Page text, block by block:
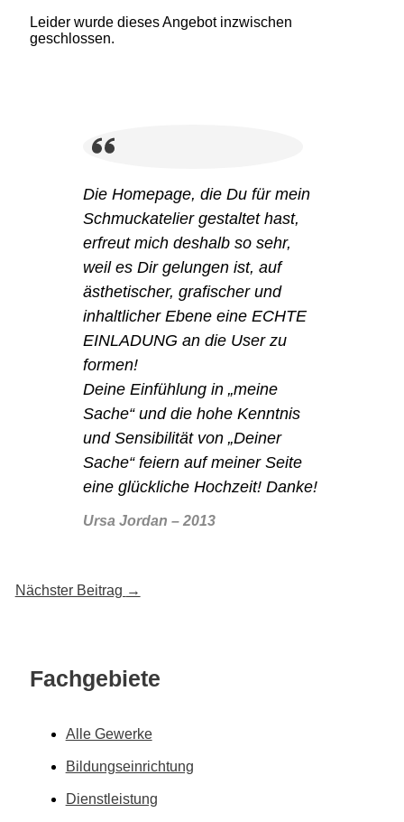
Leider wurde dieses Angebot inzwischen
geschlossen.
Die Homepage, die Du für mein
Schmuckatelier gestaltet hast,
erfreut mich deshalb so sehr,
weil es Dir gelungen ist, auf
ästhetischer, grafischer und
inhaltlicher Ebene eine ECHTE
EINLADUNG an die User zu
formen!
Deine Einfühlung in „meine
Sache“ und die hohe Kenntnis
und Sensibilität von „Deiner
Sache“ feiern auf meiner Seite
eine glückliche Hochzeit! Danke!
Ursa Jordan – 2013
Nächster Beitrag →
Fachgebiete
Alle Gewerke
Bildungs­einrichtung
Dienstleistung